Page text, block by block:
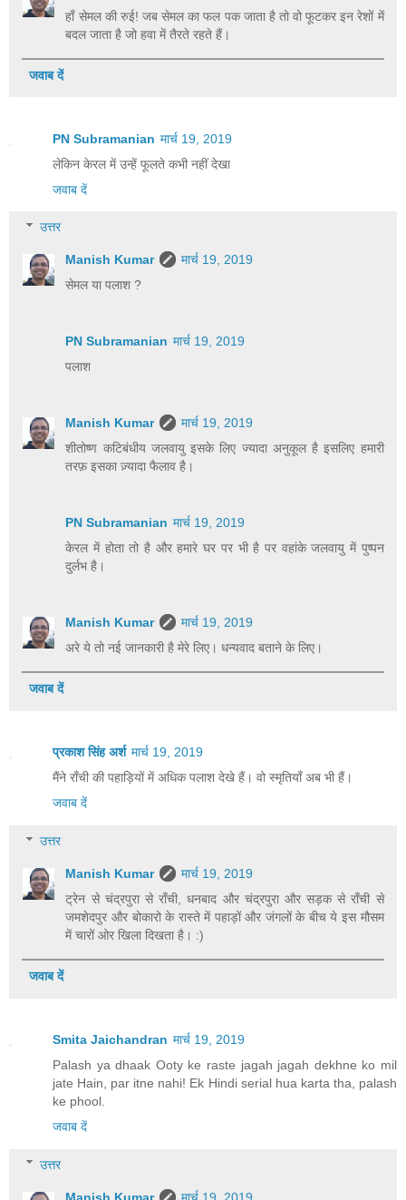
हाँ सेमल की रुई! जब सेमल का फल पक जाता है तो वो फूटकर इन रेशों में
बदल जाता है जो हवा में तैरते रहते हैं।
जवाब दें
PN Subramanian मार्च 19, 2019
लेकिन केरल में उन्हें फूलते कभी नहीं देखा
जवाब दें
उत्तर
Manish Kumar
मार्च 19, 2019
सेमल या पलाश ?
PN Subramanian मार्च 19, 2019
पलाश
Manish Kumar
मार्च 19, 2019
शीतोष्ण कटिबंधीय जलवायु इसके लिए ज्यादा अनुकूल है इसलिए हमारी
तरफ़ इसका ज़्यादा फैलाव है।
PN Subramanian मार्च 19, 2019
केरल में होता तो है और हमारे घर पर भी है पर वहांके जलवायु में पुष्पन
दुर्लभ है।
Manish Kumar
मार्च 19, 2019
अरे ये तो नई जानकारी है मेरे लिए। धन्यवाद बताने के लिए।
जवाब दें
प्रकाश सिंह अर्श मार्च 19, 2019
मैंने राँची की पहाड़ियों में अधिक पलाश देखे हैं। वो स्मृतियाँ अब भी हैं।
जवाब दें
उत्तर
Manish Kumar
मार्च 19, 2019
ट्रेन से चंद्रपुरा से राँची, धनबाद और चंद्रपुरा और सड़क से राँची से
जमशेदपुर और बोकारो के रास्ते में पहाड़ों और जंगलों के बीच ये इस मौसम
में चारों ओर खिला दिखता है। :)
जवाब दें
Smita Jaichandran मार्च 19, 2019
Palash ya dhaak Ooty ke raste jagah jagah dekhne ko mil
jate Hain, par itne nahi! Ek Hindi serial hua karta tha, palash
ke phool.
जवाब दें
उत्तर
Manish Kumar मार्च 19, 2019